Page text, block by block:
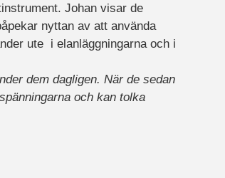
Johan visar de
nyttan av att använda
ute i elanläggningarna och i
dem dagligen. När de sedan
och kan tolka